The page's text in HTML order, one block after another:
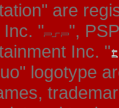
are
Inc. "
",
Inc. "
logotype